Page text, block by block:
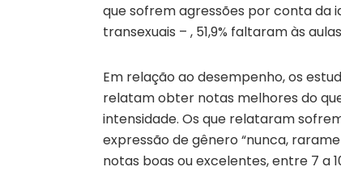
que sofrem agressões por conta da
transexuais – , 51,9% faltaram às
Em relação ao desempenho, os
relatam obter notas melhores do
intensidade. Os que relataram
expressão de gênero “nunca,
notas boas ou excelentes, entre 7 a